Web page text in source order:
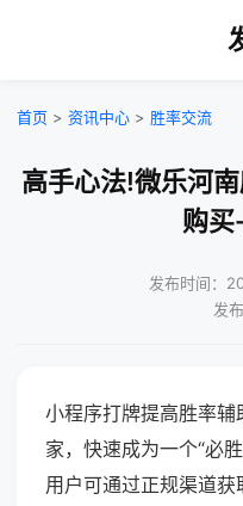
首页 > 资讯中心 > 胜率交流
高手心法!微乐河
购买
发布时间：
发
小程序打牌提高胜率
家，快速成为一个“必
用户可通过正规渠道获